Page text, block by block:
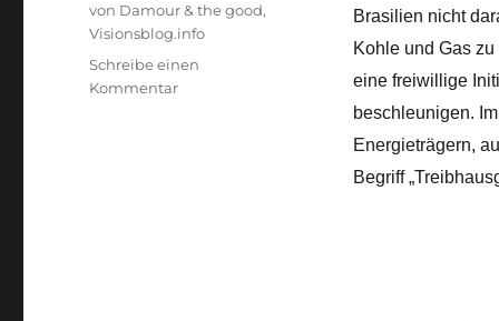
Brasilien nicht
Kohle und Gas
eine freiwillige
beschleunigen.
Energieträgern,
Begriff
von Damour & the good,
Visionsblog.info
Schreibe einen
Kommentarzu